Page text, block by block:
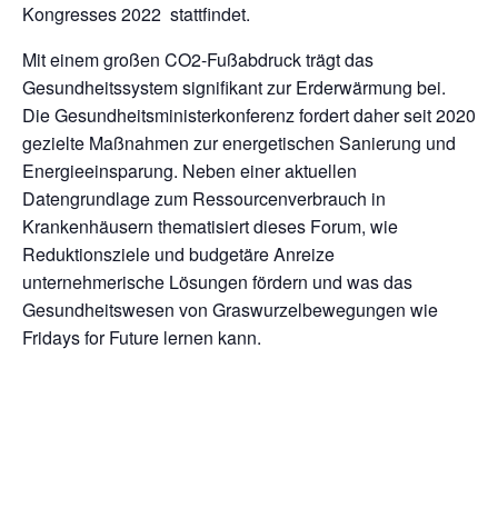
Kongresses 2022 stattfindet.
Mit einem großen CO2-Fußabdruck trägt das
Gesundheitssystem signifikant zur Erderwärmung bei.
Die Gesundheitsministerkonferenz fordert daher seit 2020
gezielte Maßnahmen zur energetischen Sanierung und
Energieeinsparung. Neben einer aktuellen
Datengrundlage zum Ressourcenverbrauch in
Krankenhäusern thematisiert dieses Forum, wie
Reduktionsziele und budgetäre Anreize
unternehmerische Lösungen fördern und was das
Gesundheitswesen von Graswurzelbewegungen wie
Fridays for Future lernen kann.